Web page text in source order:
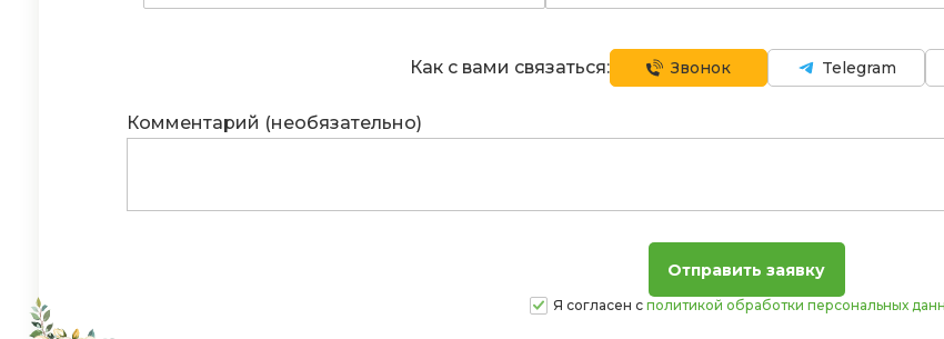
Как с вами связаться: Звонок Telegram
Комментарий (необязательно)
Я согласен с политикой обработки персональных